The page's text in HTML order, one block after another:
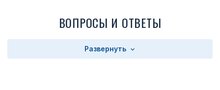
ВОПРОСЫ И ОТВЕТЫ
Развернуть